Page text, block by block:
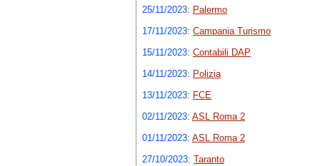
25/11/2023: Palermo
17/11/2023: Campania Turismo
15/11/2023: Contabili DAP
14/11/2023: Polizia
13/11/2023: FCE
02/11/2023: ASL Roma 2
01/11/2023: ASL Roma 2
27/10/2023: Taranto